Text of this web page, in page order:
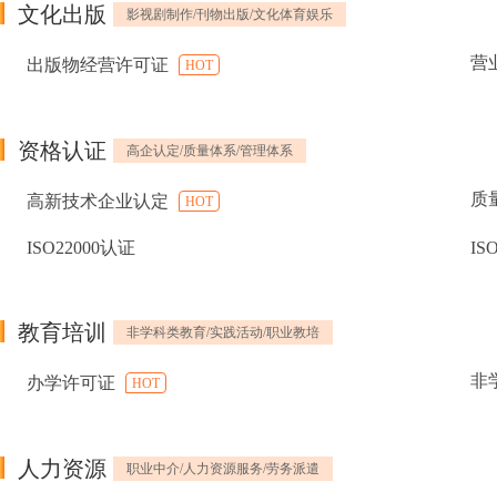
文化出版 影视剧制作/刊物出版/文化体育娱乐
出版物经营许可证 HOT 营
资格认证 高企认定/质量体系/管理体系
高新技术企业认定 HOT 质
ISO22000认证
教育培训 非学科类教育/实践活动/职业教培
办学许可证 HOT 非
人力资源 职业中介/人力资源服务/劳务派遣